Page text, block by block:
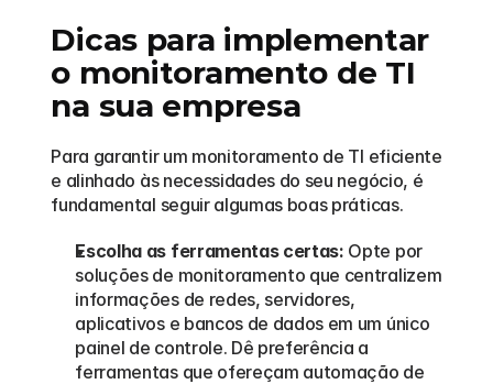
Dicas para implementar
o monitoramento de TI
na sua empresa
Para garantir um monitoramento de TI eficiente
e alinhado às necessidades do seu negócio, é
fundamental seguir algumas boas práticas.
Escolha as ferramentas certas: Opte por
soluções de monitoramento que centralizem
informações de redes, servidores,
aplicativos e bancos de dados em um único
painel de controle. Dê preferência a
ferramentas que ofereçam automação de